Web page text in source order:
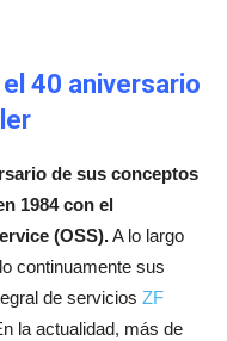
40 aniversario
de sus conceptos
1984 con el
(OSS).A lo largo
continuamente sus
de servicios ZF
la actualidad, más de